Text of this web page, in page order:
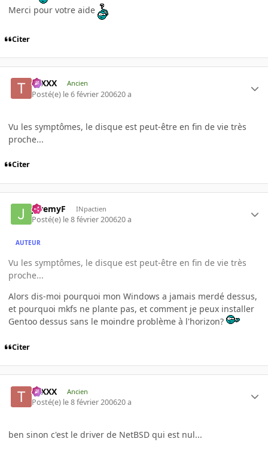
Merci pour votre aide
Citer
tuXXX Ancien
Posté(e) le 6 février 200620 a
Vu les symptômes, le disque est peut-être en fin de vie très
proche...
Citer
JeremyF INpactien
Posté(e) le 8 février 200620 a
AUTEUR
Vu les symptômes, le disque est peut-être en fin de vie très
proche...
Alors dis-moi pourquoi mon Windows a jamais merdé dessus,
et pourquoi mkfs ne plante pas, et comment je peux installer
Gentoo dessus sans le moindre problème à l'horizon?
Citer
tuXXX Ancien
Posté(e) le 8 février 200620 a
ben sinon c'est le driver de NetBSD qui est nul...